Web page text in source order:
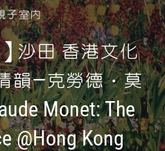
子室內
沙田 香港文化
韻—克勞德‧莫
Monet: The
@Hong Kong